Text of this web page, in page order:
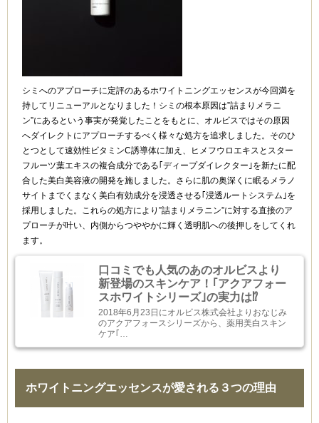
シミへのアプローチに定評のあるホワイトニングエッセンスが今回満を
持してリニューアルとなりました！シミの根本原因は”詰まりメラニ
ン”にあるという事実が発覚したことをもとに、オルビスではその原因
へダイレクトにアプローチするべく様々な処方を追求しました。そのひ
とつとして速効性ビタミンC誘導体に加え、ヒメフウロエキスとスター
フルーツ葉エキスの複合成分である｢ディープダイレクター｣を新たに配
合した美白美容液の開発を施しました。さらに肌の奥深くに眠るメラノ
サイトまでくまなく美白有効成分を浸透させる｢浸透ルートシステム｣を
採用しました。これらの処方により”詰まりメラニン”に対する直接のア
プローチが叶い、内側からつややかに輝く透明肌への後押しをしてくれ
ます。
口コミでも人気のあのオルビスより
新登場のスキンケア！｢アクアフォー
スホワイトシリーズ｣の実力は⁉
2018年6月23日にオルビス株式会社よりおなじみ
のアクアフォースシリーズから、薬用美白スキン
ケア｢…
ホワイトニングエッセンスが愛される３つの理由